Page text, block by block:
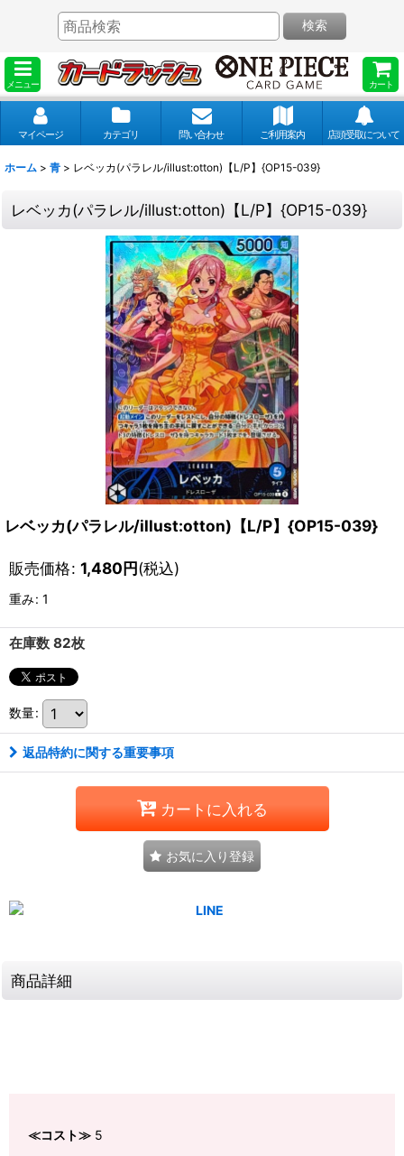
メニュー カート
検索
マイページ カテゴリ 問い合わせ ご利用案内 店頭受取について
ホーム > 青 > レベッカ(パラレル/illust:otton)【L/P】{OP15-039}
レベッカ(パラレル/illust:otton)【L/P】{OP15-039}
レベッカ(パラレル/illust:otton)【L/P】{OP15-039}
販売価格: 1,480円(税込)
重み: 1
在庫数 82枚
数量:
返品特約に関する重要事項
カートに入れる
お気に入り登録
商品詳細
≪コスト≫ 5